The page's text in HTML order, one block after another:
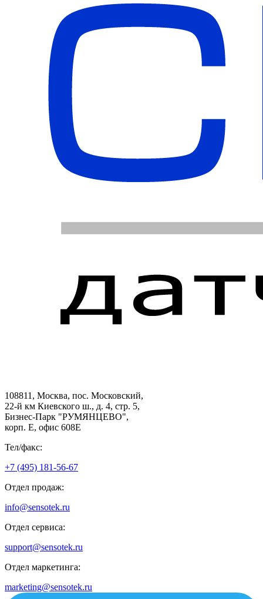
108811, Москва, пос. Московский,
22-й км Киевского ш., д. 4, стр. 5,
Бизнес-Парк "РУМЯНЦЕВО",
корп. Е, офис 608E
Тел/факс:
+7 (495) 181-56-67
Отдел продаж:
info@sensotek.ru
Отдел сервиса:
support@sensotek.ru
Отдел маркетинга:
marketing@sensotek.ru